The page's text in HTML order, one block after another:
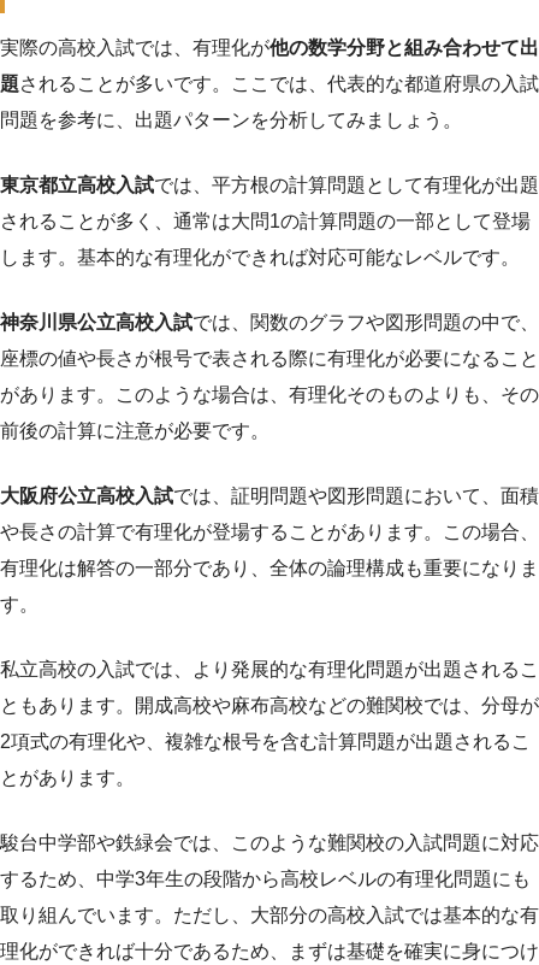
実際の高校入試では、有理化が他の数学分野と組み合わせて出
題されることが多いです。ここでは、代表的な都道府県の入試
問題を参考に、出題パターンを分析してみましょう。
東京都立高校入試では、平方根の計算問題として有理化が出題
されることが多く、通常は大問1の計算問題の一部として登場
します。基本的な有理化ができれば対応可能なレベルです。
神奈川県公立高校入試では、関数のグラフや図形問題の中で、
座標の値や長さが根号で表される際に有理化が必要になること
があります。このような場合は、有理化そのものよりも、その
前後の計算に注意が必要です。
大阪府公立高校入試では、証明問題や図形問題において、面積
や長さの計算で有理化が登場することがあります。この場合、
有理化は解答の一部分であり、全体の論理構成も重要になりま
す。
私立高校の入試では、より発展的な有理化問題が出題されるこ
ともあります。開成高校や麻布高校などの難関校では、分母が
2項式の有理化や、複雑な根号を含む計算問題が出題されるこ
とがあります。
駿台中学部や鉄緑会では、このような難関校の入試問題に対応
するため、中学3年生の段階から高校レベルの有理化問題にも
取り組んでいます。ただし、大部分の高校入試では基本的な有
理化ができれば十分であるため、まずは基礎を確実に身につけ